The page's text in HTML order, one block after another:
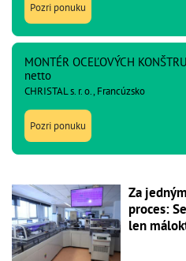
Pozri ponuku
MONTÉR OCEĽOVÝCH
netto
CHRISTAL s. r. o., Francúzsko
Pozri ponuku
Za
proces:
len